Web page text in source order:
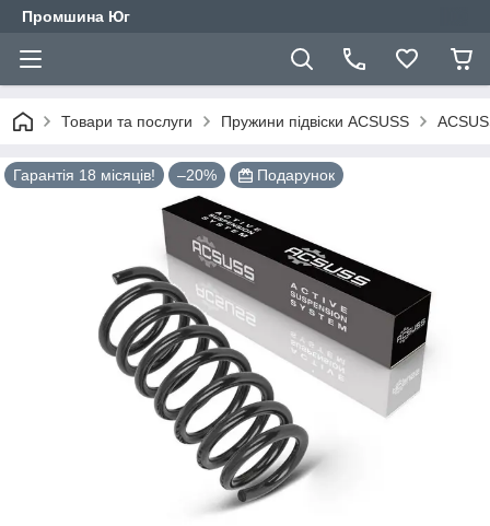
Промшина Юг
Товари та послуги Пружини підвіски ACSUSS
Гарантія 18 місяців! –20% Подарунок